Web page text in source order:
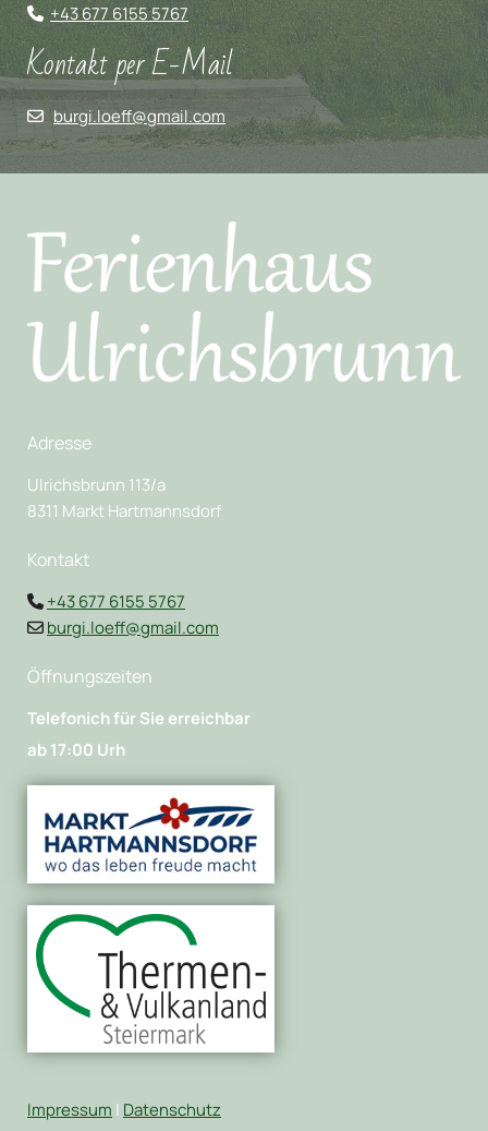
 +43 677 6155 5767
Kontakt per E-Mail
 burgi.loeff@gmail.com
Adresse
Ulrichsbrunn 113/a
8311 Markt Hartmannsdorf
Kontakt
 +43 677 6155 5767
 burgi.loeff@gmail.com
Öffnungszeiten
Telefonich für Sie erreichbar
ab 17:00 Urh
Impressum | Datenschutz